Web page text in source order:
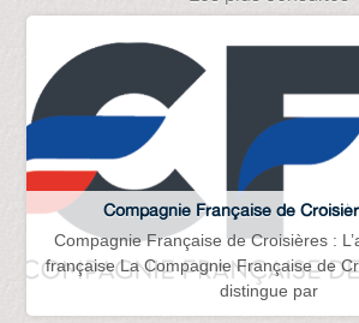
Compagnie Française de
Compagnie Française de Croisières :
française La Compagnie Française de
distingue par